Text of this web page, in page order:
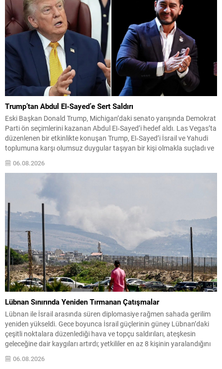
Trump’tan Abdul El‑Sayed’e Sert Saldırı
Eski Başkan Donald Trump, Michigan’daki senato yarışında Demokrat
Parti ön seçimlerini kazanan Abdul El‑Sayed’i hedef aldı. Las Vegas’ta
düzenlenen bir etkinlikte konuşan Trump, El‑Sayed’i İsrail ve Yahudi
toplumuna karşı olumsuz duygular taşıyan bir kişi olmakla suçladı ve
“Yahudilerden nefret ettiğini” öne sürerek, bu...
06.08.2026
Lübnan Sınırında Yeniden Tırmanan Çatışmalar
Lübnan ile İsrail arasında süren diplomasiye rağmen sahada gerilim
yeniden yükseldi. Gece boyunca İsrail güçlerinin güney Lübnan’daki
çeşitli noktalara düzenlediği hava ve topçu saldırıları, ateşkesin
geleceğine dair kaygıları artırdı; yetkililer en az 8 kişinin yaralandığını
bildirdi. Sur kentine yakın Burc Şimali Mahallesi, insansız hava araçları
tarafından üst üste üç kez...
06.08.2026